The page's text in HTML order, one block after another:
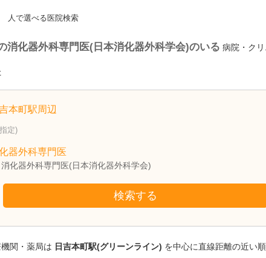
人で選べる医院検索
消化器外科専門医(日本消化器外科学会)のいる 病院・クリ
本町駅周辺
定)
器外科専門医
消化器外科専門医(日本消化器外科学会)
検索する
関・薬局は 日吉本町駅(グリーンライン) を中心に直線距離の近い
今井内科クリニック
瀧端 正博理事